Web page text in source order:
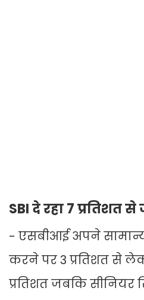
SBI दे रहा 7 प्रतिशत से
- एसबीआई अपने
करने पर 3 प्रतिशत से
प्रतिशत जबकि सीनियर